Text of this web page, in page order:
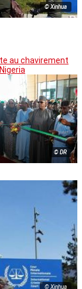
© Xinhua
au chavirement
© DR
© Xinhua